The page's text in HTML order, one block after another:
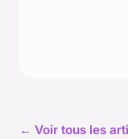
← Voir tous les